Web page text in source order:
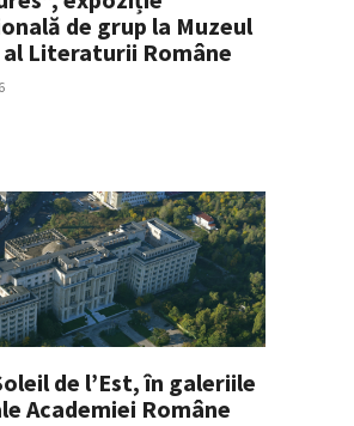
de grup la Muzeul
Literaturii Române
de l’Est, în galeriile
Academiei Române